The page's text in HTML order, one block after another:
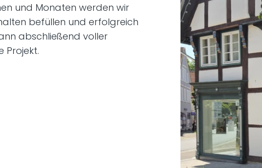
und Monaten werden wir
befüllen und erfolgreich
abschließend voller
Projekt.